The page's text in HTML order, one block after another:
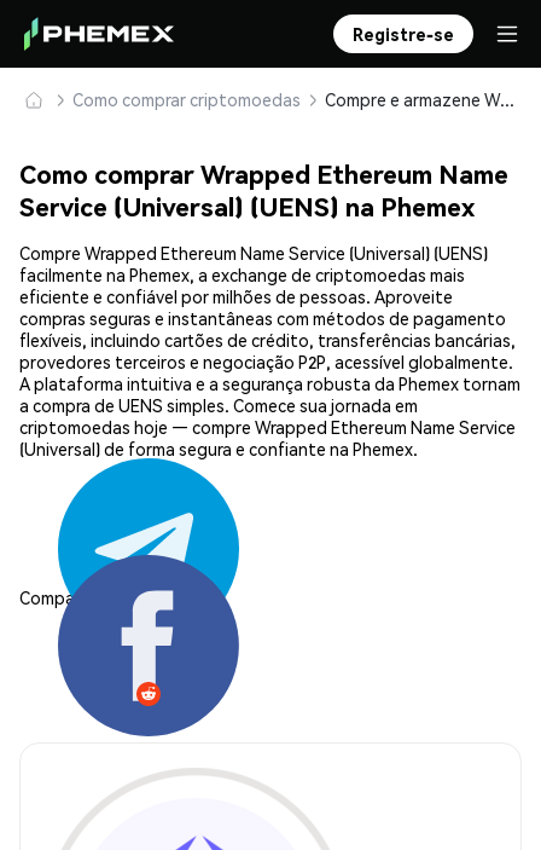
Registre-se
Como comprar criptomoedas Compre e armazene Wrapped Ethereum Name Service (Universal) (UENS) com segurança
Como comprar Wrapped Ethereum Name
Service (Universal) (UENS) na Phemex
Compre Wrapped Ethereum Name Service (Universal) (UENS)
facilmente na Phemex, a exchange de criptomoedas mais
eficiente e confiável por milhões de pessoas. Aproveite
compras seguras e instantâneas com métodos de pagamento
flexíveis, incluindo cartões de crédito, transferências bancárias,
provedores terceiros e negociação P2P, acessível globalmente.
A plataforma intuitiva e a segurança robusta da Phemex tornam
a compra de UENS simples. Comece sua jornada em
criptomoedas hoje — compre Wrapped Ethereum Name Service
(Universal) de forma segura e confiante na Phemex.
Compartilhar: